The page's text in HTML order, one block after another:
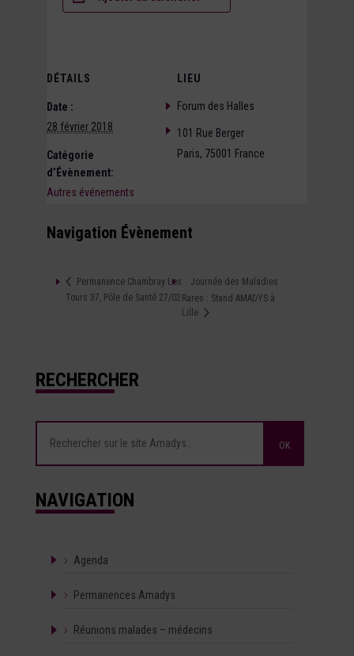
DÉTAILS
Date :
28 février 2018
Catégorie
d’Évènement:
Autres événements
LIEU
Forum des Halles
101 Rue Berger
Paris, 75001 France
Navigation Évènement
Permanence Chambray Les
Tours 37, Pôle de Santé 27/02
Journée des Maladies
Rares : Stand AMADYS à
Lille
RECHERCHER
NAVIGATION
Agenda
Permanences Amadys
Réunions malades – médecins